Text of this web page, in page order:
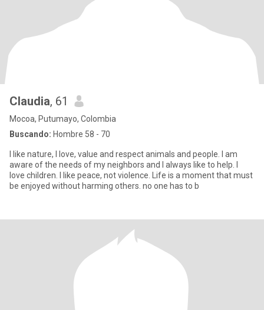
Claudia, 61
Mocoa, Putumayo, Colombia
Buscando: Hombre 58 - 70
I like nature, I love, value and respect animals and people. I am
aware of the needs of my neighbors and I always like to help. I
love children. I like peace, not violence. Life is a moment that must
be enjoyed without harming others. no one has to b